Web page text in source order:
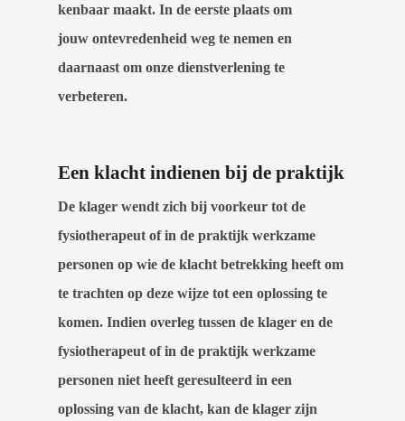
kenbaar maakt. In de eerste plaats om
jouw ontevredenheid weg te nemen en
daarnaast om onze dienstverlening te
verbeteren.
Een klacht indienen bij de praktijk
De klager wendt zich bij voorkeur tot de
fysiotherapeut of in de praktijk werkzame
personen op wie de klacht betrekking heeft om
te trachten op deze wijze tot een oplossing te
komen. Indien overleg tussen de klager en de
fysiotherapeut of in de praktijk werkzame
personen niet heeft geresulteerd in een
oplossing van de klacht, kan de klager zijn